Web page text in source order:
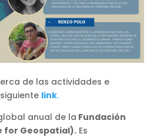
de las actividades e
link.
anual de la Fundación
for Geospatial). Es